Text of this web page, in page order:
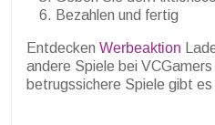
Bezahlen und fertig
Entdecken Werbeaktion
andere Spiele bei
betrugssichere Spiele gibt es